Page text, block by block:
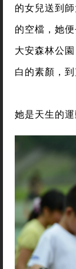
的女兒送到
的空檔，她
大安森林公
白的素顏，
她是天生的運